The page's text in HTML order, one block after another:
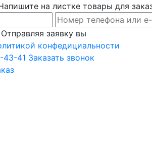
на листке товары для
заявку вы
конфедициальности
43-41 Заказать звонок